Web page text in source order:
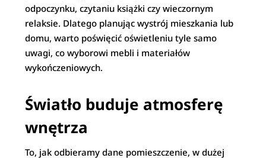
odpoczynku, czytaniu książki czy wieczornym
relaksie. Dlatego planując wystrój mieszkania lub
domu, warto poświęcić oświetleniu tyle samo
uwagi, co wyborowi mebli i materiałów
wykończeniowych.
Światło buduje atmosferę
wnętrza
To, jak odbieramy dane pomieszczenie, w dużej